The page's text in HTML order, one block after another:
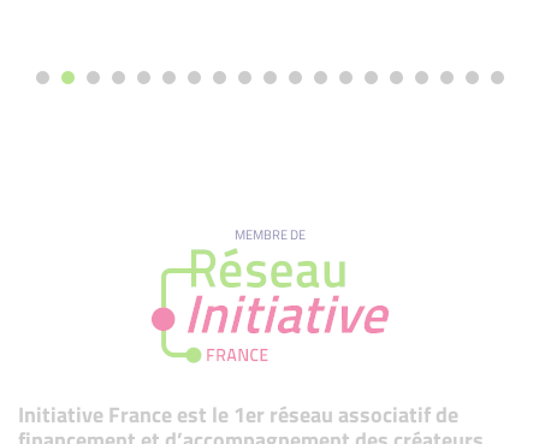
MEMBRE DE
Initiative France est le 1er réseau associatif de